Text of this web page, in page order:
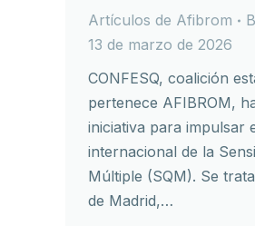
Artículos de Afibrom
13 de marzo de 2026
CONFESQ, coalición
pertenece AFIBROM,
iniciativa para impulsar
internacional de la
Múltiple (SQM). Se
de Madrid,…